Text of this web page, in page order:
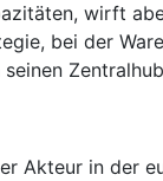
wirft
bei der
Akteur in der